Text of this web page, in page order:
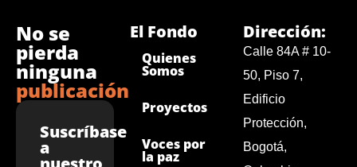
No se
pierda
ninguna
publicación
Suscríbase
a
El Fondo
Quienes
Somos
Proyectos
Voces por
la paz
Dirección:
Calle 84A # 10-
50, Piso 7,
Edificio
Protección,
Bogotá,